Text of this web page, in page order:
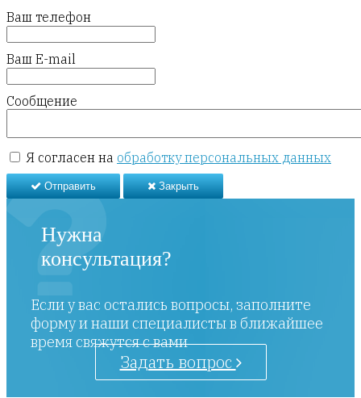
Ваш телефон
Ваш E-mail
Сообщение
Я согласен на обработку персональных данных
Отправить Закрыть
Нужна
консультация?
Если у вас остались вопросы, заполните
форму и наши специалисты в ближайшее
время свяжутся с вами
Задать вопрос